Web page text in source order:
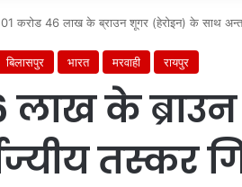
01 करोड 46 लाख के ब्राउन शूगर (हेरोइन) के साथ
बिलासपुर भारत मरवाही रायपुर
लाख के
तस्कर